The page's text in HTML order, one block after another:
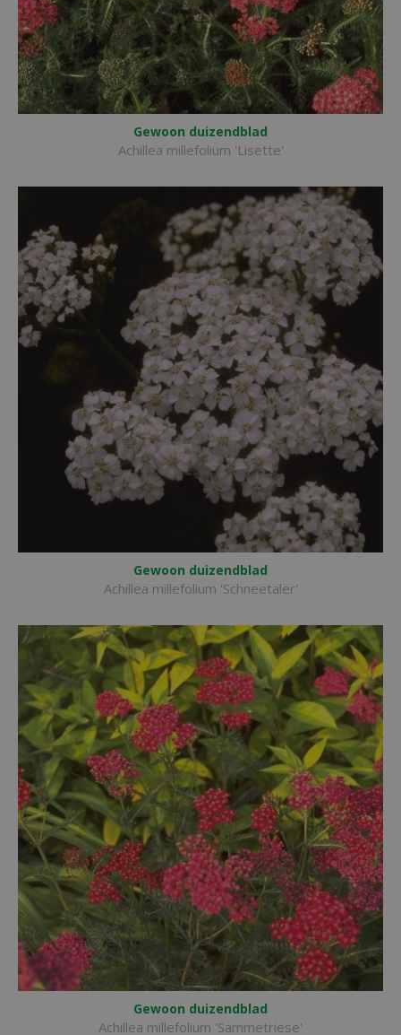
Gewoon duizendblad
Achillea millefolium 'Lisette'
Gewoon duizendblad
Achillea millefolium 'Schneetaler'
Gewoon duizendblad
Achillea millefolium 'Sammetriese'